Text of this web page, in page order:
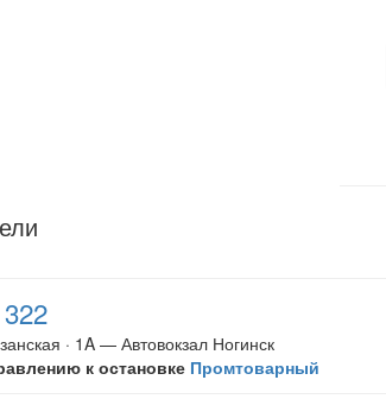
· 1A — Автовокзал Ногинск
к остановке Промтоварный